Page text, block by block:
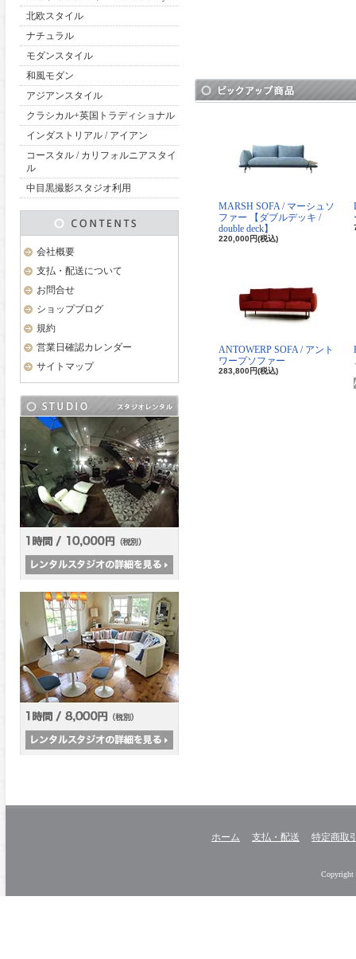
北欧スタイル
ナチュラル
モダンスタイル
和風モダン
アジアンスタイル
クラシカル+英国トラディショナル
インダストリアル / アイアン
コースタル / カリフォルニアスタイ
ル
中目黒撮影スタジオ利用
会社概要
支払・配送について
お問合せ
ショップブログ
規約
営業日確認カレンダー
サイトマップ
MARSH SOFA / マーシュソ
ファー 【ダブルデッキ /
double deck】
220,000円(税込)
ANTOWERP SOFA / アント
ワープソファー
283,800円(税込)
ホーム 支払・配送 特定商取
Copyright